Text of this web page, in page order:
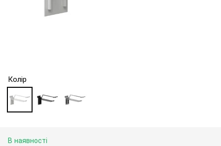
Колір
В наявності